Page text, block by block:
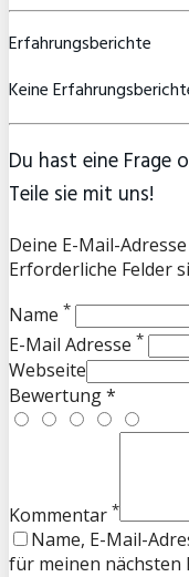
Erfahrungsberichte
Keine
Du hast eine Frage
Teile sie mit uns!
Deine E-Mail-
Erforderliche Felder
Name *
E-Mail Adresse *
Webseite
Bewertung *
Kommentar *
Name, E-Mail-
für meinen nächsten